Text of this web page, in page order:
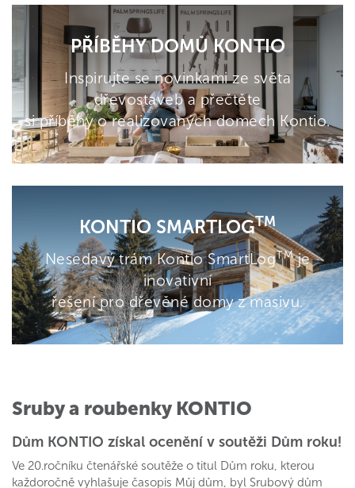
PŘÍBĚHY DOMŮ KONTIO
Inspirujte se novinkami ze světa
dřevostaveb a přečtěte
si příběhy o realizovaných domech Kontio.
KONTIO SMARTLOGTM
Nesedavý trám Kontio SmartLogTMje
inovativní
řešení pro dřevěné domy z masivu.
Sruby a roubenky KONTIO
Dům KONTIO získal ocenění v soutěži Dům roku!
Ve 20.ročníku čtenářské soutěže o titul Dům roku, kterou
každoročně vyhlašuje časopis Můj dům, byl Srubový dům